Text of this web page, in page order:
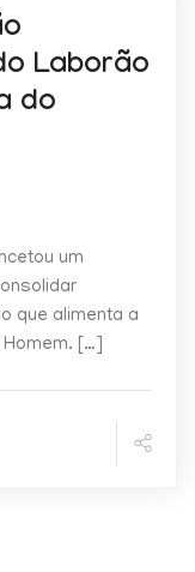
Laborão
do
um
que alimenta a
[…]